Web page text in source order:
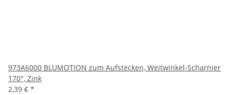
973A6000 BLUMOTION zum Aufstecken, Weitwinkel-Scharnier
170°, Zink
2,39 € *